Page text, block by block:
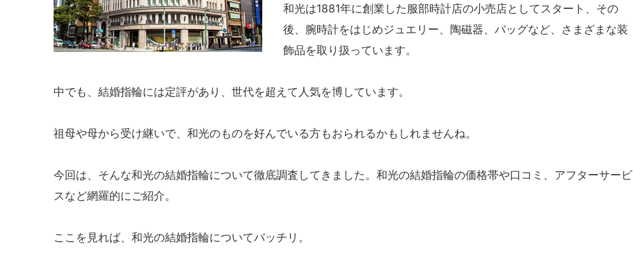
和光は1881年に創業した服部時計店の小売店としてスタート、その
後、腕時計をはじめジュエリー、陶磁器、バッグなど、さまざまな装
飾品を取り扱っています。
中でも、結婚指輪には定評があり、世代を超えて人気を博しています。
祖母や母から受け継いで、和光のものを好んでいる方もおられるかもしれませんね。
今回は、そんな和光の結婚指輪について徹底調査してきました。和光の結婚指輪の価格帯や口コミ、アフターサービ
スなど網羅的にご紹介。
ここを見れば、和光の結婚指輪についてバッチリ。